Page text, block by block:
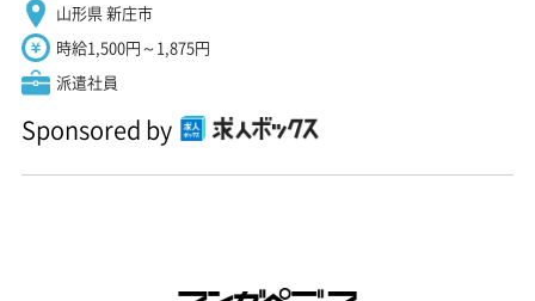
山形県 新庄市
時給1,500円～1,875円
派遣社員
Sponsored by